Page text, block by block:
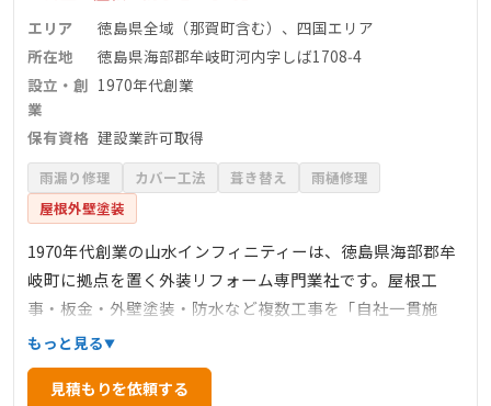
エリア
徳島県全域（那賀町含む）、四国エリア
所在地
徳島県海部郡牟岐町河内字しば1708‑4
設立・創
業
1970年代創業
保有資格 建設業許可取得
雨漏り修理 カバー工法 葺き替え
雨樋修理
屋根外壁塗装
1970年代創業の山水インフィニティーは、徳島県海部郡牟
岐町に拠点を置く外装リフォーム専門業社です。屋根工
事・板金・外壁塗装・防水など複数工事を「自社一貫施
工」で手がけ、国の建設業許可を取得しています。屋根の
葺き替え、カバー工法、漆喰・板金・雨樋・防水など住ま
いを包括的に守るサービスが特徴。那賀町など徳島全域で
もっと見る
見積もりを依頼する